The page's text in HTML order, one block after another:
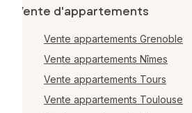
Vente d'appartements
Vente appartements Grenoble
Vente appartements Nîmes
Vente appartements Tours
Vente appartements Toulouse